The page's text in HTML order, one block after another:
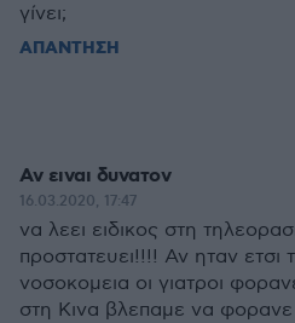
γίνει;
ΑΠΑΝΤΗΣΗ
Αν ειναι δυνατον
16.03.2020, 17:47
να λεει ειδικος στη
προστατευει!!!! Αν ηταν ετσι
νοσοκομεια οι γιατροι
στη Κινα βλεπαμε να φορανε